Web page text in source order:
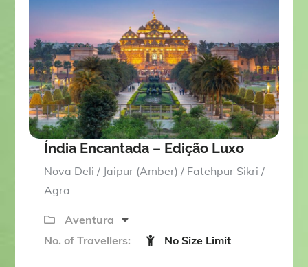
t
f
Índia Encantada – Edição Luxo
Nova Deli / Jaipur (Amber) / Fatehpur Sikri /
Agra
Aventura
No. of Travellers:
No Size Limit